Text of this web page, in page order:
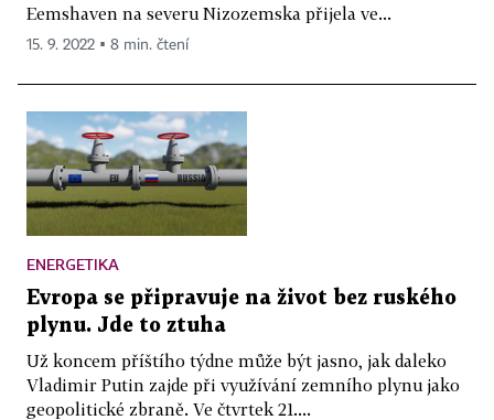
Eemshaven na severu Nizozemska přijela ve...
15. 9. 2022 ▪ 8 min. čtení
ENERGETIKA
Evropa se připravuje na život bez ruského
plynu. Jde to ztuha
Už koncem příštího týdne může být jasno, jak daleko
Vladimir Putin zajde při využívání zemního plynu jako
geopolitické zbraně. Ve čtvrtek 21....